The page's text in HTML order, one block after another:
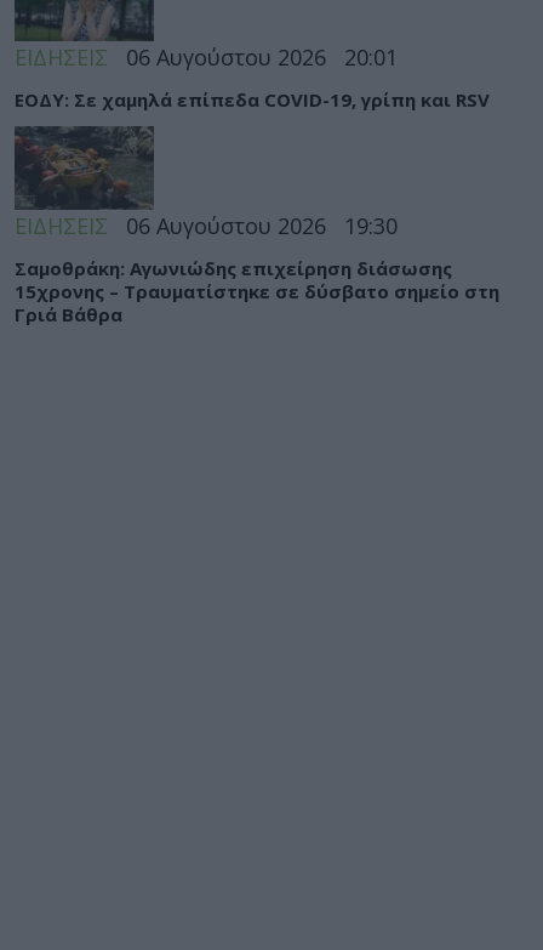
ΕΙΔΗΣΕΙΣ 06 Αυγούστου 2026 20:01
ΕΟΔΥ: Σε χαμηλά επίπεδα COVID-19, γρίπη και RSV
ΕΙΔΗΣΕΙΣ 06 Αυγούστου 2026 19:30
Σαμοθράκη: Αγωνιώδης επιχείρηση διάσωσης
15χρονης – Τραυματίστηκε σε δύσβατο σημείο στη
Γριά Βάθρα